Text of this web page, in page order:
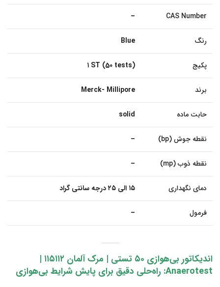
CAS Number
–
رنگ Blue
پکیج ۱ ST (50 tests)
برند Merck- Millipore
حابت ماده solid
نقطه جوش (bp) –
نقطه ذوب (mp) –
دمای نگهداری ۱۵ الی ۲۵ درجه سانتی گراد
فرمول –
اندیکاتور بی‌هوازی ۵۰ تستی | مرک آلمان ۱۱۵۱۱۲ |
Anaerotest: راه‌حلی دقیق برای پایش شرایط بی‌هوازی